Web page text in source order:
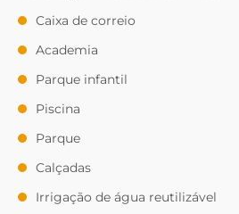
Caixa de correio
Academia
Parque infantil
Piscina
Parque
Calçadas
Irrigação de água reutilizável